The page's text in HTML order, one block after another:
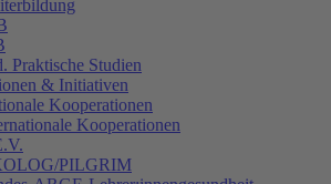
Praktische Studien
& Initiativen
Kooperationen
Kooperationen
PILGRIM